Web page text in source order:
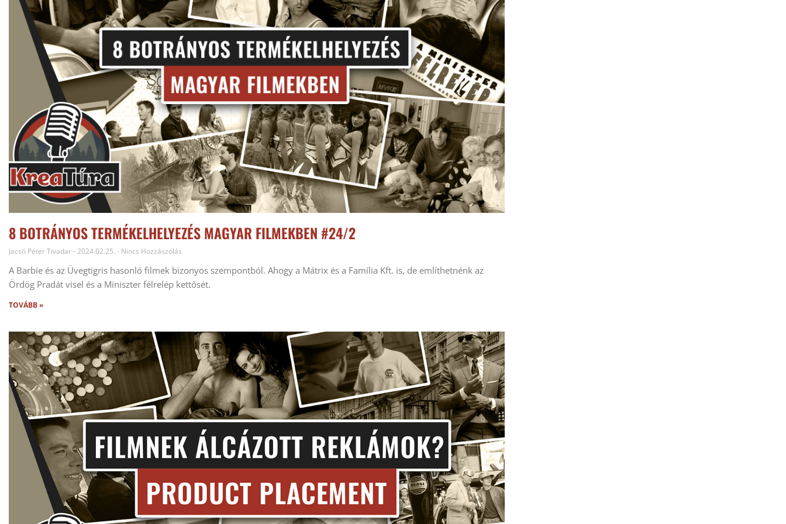
8 BOTRÁNYOS TERMÉKELHELYEZÉS MAGYAR FILMEKBEN #24/2
Jacsó Péter Tivadar 2024.02.25. Nincs Hozzászólás
A Barbie és az Üvegtigris hasonló filmek bizonyos szempontból. Ahogy a Mátrix és a Família Kft. is, de említhetnénk az
Ördög Pradát visel és a Miniszter félrelép kettősét.
TOVÁBB »